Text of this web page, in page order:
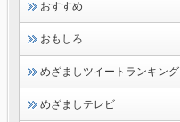
おすすめ
おもしろ
めざましツイートランキング
めざましテレビ